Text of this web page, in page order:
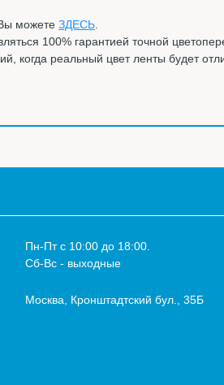
можете ЗДЕСЬ
100% гарантией точной
когда реальный цвет ленты будет
Пн-Пт с 10:00 до 18:00.
Сб-Вс - выходные
Москва, Кронштадтский бул., 35Б